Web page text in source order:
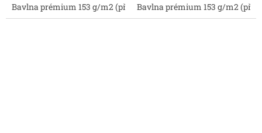
Bavlna prémium 153 g/m2 (přírodní) Bavlněný satén 130 g/
Bavlna prémium 153 g/m2